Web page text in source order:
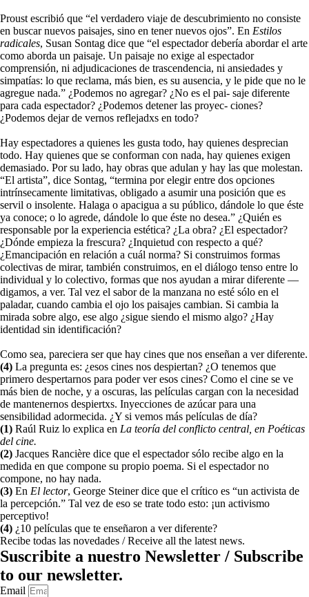
Proust escribió que “el verdadero viaje de descubrimiento no consiste
en buscar nuevos paisajes, sino en tener nuevos ojos”. En Estilos
radicales, Susan Sontag dice que “el espectador debería abordar el arte
como aborda un paisaje. Un paisaje no exige al espectador
comprensión, ni adjudicaciones de trascendencia, ni ansiedades y
simpatías: lo que reclama, más bien, es su ausencia, y le pide que no le
agregue nada.” ¿Podemos no agregar? ¿No es el pai- saje diferente
para cada espectador? ¿Podemos detener las proyec- ciones?
¿Podemos dejar de vernos reflejadxs en todo?
Hay espectadores a quienes les gusta todo, hay quienes desprecian
todo. Hay quienes que se conforman con nada, hay quienes exigen
demasiado. Por su lado, hay obras que adulan y hay las que molestan.
“El artista”, dice Sontag, “termina por elegir entre dos opciones
intrínsecamente limitativas, obligado a asumir una posición que es
servil o insolente. Halaga o apacigua a su público, dándole lo que éste
ya conoce; o lo agrede, dándole lo que éste no desea.” ¿Quién es
responsable por la experiencia estética? ¿La obra? ¿El espectador?
¿Dónde empieza la frescura? ¿Inquietud con respecto a qué?
¿Emancipación en relación a cuál norma? Si construimos formas
colectivas de mirar, también construimos, en el diálogo tenso entre lo
individual y lo colectivo, formas que nos ayudan a mirar diferente —
digamos, a ver. Tal vez el sabor de la manzana no esté sólo en el
paladar, cuando cambia el ojo los paisajes cambian. Si cambia la
mirada sobre algo, ese algo ¿sigue siendo el mismo algo? ¿Hay
identidad sin identificación?
Como sea, pareciera ser que hay cines que nos enseñan a ver diferente.
(4) La pregunta es: ¿esos cines nos despiertan? ¿O tenemos que
primero despertarnos para poder ver esos cines? Como el cine se ve
más bien de noche, y a oscuras, las películas cargan con la necesidad
de mantenernos despiertxs. Inyecciones de azúcar para una
sensibilidad adormecida. ¿Y si vemos más películas de día?
(1) Raúl Ruiz lo explica en La teoría del conflicto central, en Poéticas
del cine.
(2) Jacques Rancière dice que el espectador sólo recibe algo en la
medida en que compone su propio poema. Si el espectador no
compone, no hay nada.
(3) En El lector, George Steiner dice que el crítico es “un activista de
la percepción.” Tal vez de eso se trate todo esto: ¡un activismo
perceptivo!
(4) ¿10 películas que te enseñaron a ver diferente?
Recibe todas las novedades / Receive all the latest news.
Suscribite a nuestro Newsletter / Subscribe
to our newsletter.
Email